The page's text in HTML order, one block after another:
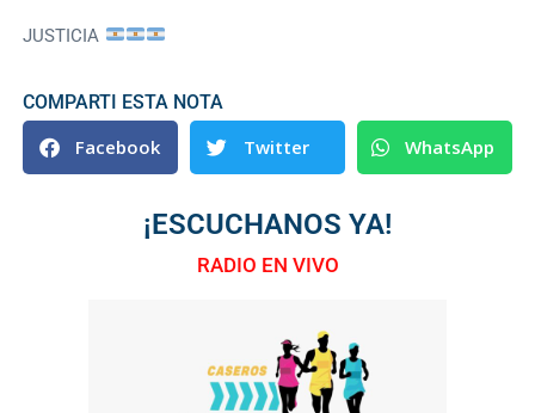
JUSTICIA
COMPARTI ESTA NOTA
Facebook Twitter WhatsApp
¡ESCUCHANOS YA!
RADIO EN VIVO